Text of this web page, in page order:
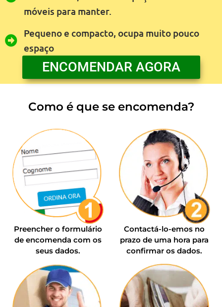
móveis para manter.
Pequeno e compacto, ocupa muito pouco
espaço
ENCOMENDAR AGORA
Como é que se encomenda?
Preencher o formulário
de encomenda com os
seus dados.
Contactá-lo-emos no
prazo de uma hora para
confirmar os dados.